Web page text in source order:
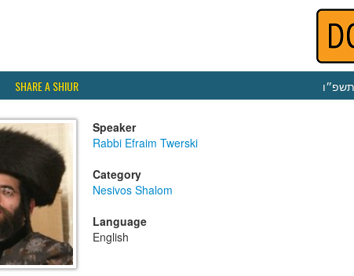
SHARE A SHIUR
Speaker
Rabbi Efraim Twerski
Category
Nesivos Shalom
Language
English